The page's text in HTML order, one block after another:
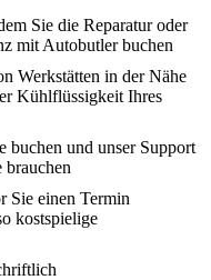
Sie die Reparatur oder
mit Autobutler buchen
Werkstätten in der Nähe
Kühlflüssigkeit Ihres
buchen und unser Support
Sie einen Termin
kostspielige